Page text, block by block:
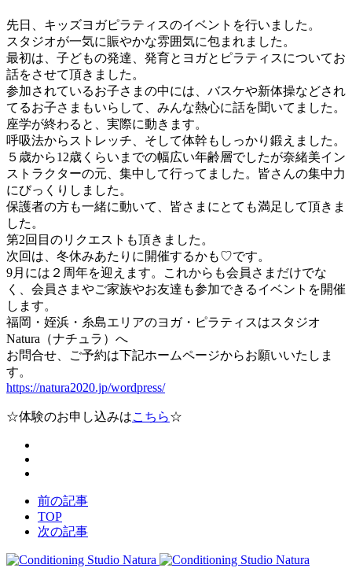
先日、キッズヨガピラティスのイベントを行いました。
スタジオが一気に賑やかな雰囲気に包まれました。
最初は、子どもの発達、発育とヨガとピラティスについてお
話をさせて頂きました。
参加されているお子さまの中には、バスケや新体操などされ
てるお子さまもいらして、みんな熱心に話を聞いてました。
座学が終わると、実際に動きます。
呼吸法からストレッチ、そして体幹もしっかり鍛えました。
５歳から12歳くらいまでの幅広い年齢層でしたが奈緒美イン
ストラクターの元、集中して行ってました。皆さんの集中力
にびっくりしました。
保護者の方も一緒に動いて、皆さまにとても満足して頂きま
した。
第2回目のリクエストも頂きました。
次回は、冬休みあたりに開催するかも♡です。
9月には２周年を迎えます。これからも会員さまだけでな
く、会員さまやご家族やお友達も参加できるイベントを開催
します。
福岡・姪浜・糸島エリアのヨガ・ピラティスはスタジオ
Natura（ナチュラ）へ
お問合せ、ご予約は下記ホームページからお願いいたしま
す。
https://natura2020.jp/wordpress/
☆体験のお申し込みはこちら☆
前の記事
TOP
次の記事